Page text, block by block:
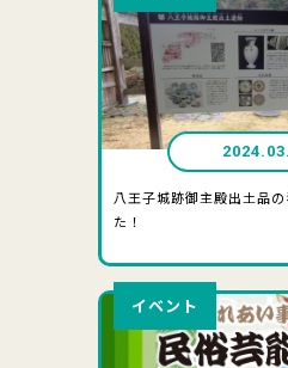
八王子城跡御主殿出土品
た！
イベント